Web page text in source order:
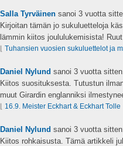
Salla Tyrväinen sanoi 3 vuotta
Kirjoitan tämän jo sukuluetteloja
lämmin kiitos joululukemisista!
⌊ Tuhansien vuosien sukuluettelot ja
Daniel Nylund sanoi 3 vuotta
Kiitos suosituksesta. Tutustun
muut Girardin englanniksi
⌊ 16.9. Meister Eckhart & Eckhart Tolle
Daniel Nylund sanoi 3 vuotta
Kiitos rohkaisusta. Tämä artikkeli